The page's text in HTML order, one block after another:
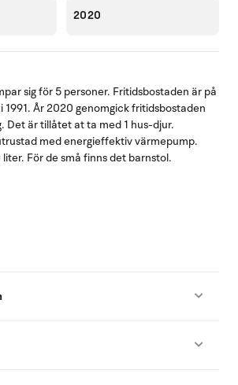
2020
sig för 5 personer. Fritidsbostaden är på
1991. År 2020 genomgick fritidsbostaden
Det är tillåtet at ta med 1 hus-djur.
med energieffektiv värmepump.
För de små finns det barnstol.